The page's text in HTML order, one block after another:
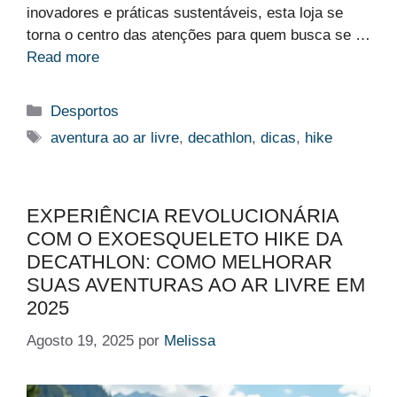
inovadores e práticas sustentáveis, esta loja se
torna o centro das atenções para quem busca se …
Read more
Categorias
Desportos
Etiquetas
aventura ao ar livre,decathlon,dicas, hike
EXPERIÊNCIA REVOLUCIONÁRIA
COM O EXOESQUELETO HIKE DA
DECATHLON: COMO MELHORAR
SUAS AVENTURAS AO AR LIVRE EM
2025
Agosto 19, 2025 por Melissa